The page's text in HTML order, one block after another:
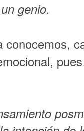
genio.
conocemos,